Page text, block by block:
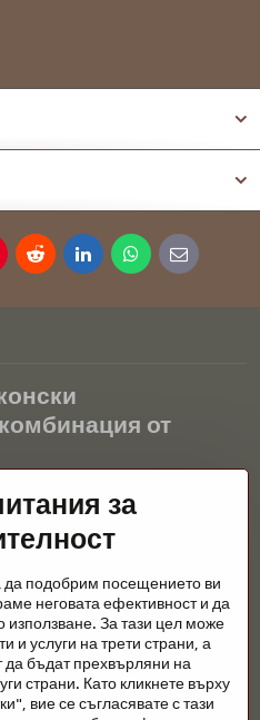
RedditLinkedInWhatsApp
E-
mail
от
към всеки екстериор
релаксация и живот на водните
филтрацията и редовната
важна е грижата за
живот.
конски принадлежности,
за да бъдат здрави, силни
въпрос за екипировка за
за
да подобрим посещението ви
неговата ефективност и да
използване. За тази цел може
и услуги на трети страни, а
да бъдат прехвърляни на
страни. Като кликнете върху
вие се съгласявате с тази